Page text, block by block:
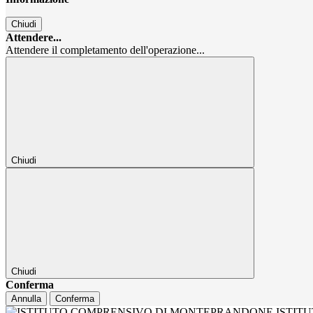
Chiudi
Attendere...
Attendere il completamento dell'operazione...
Chiudi
Chiudi
Conferma
Annulla Conferma